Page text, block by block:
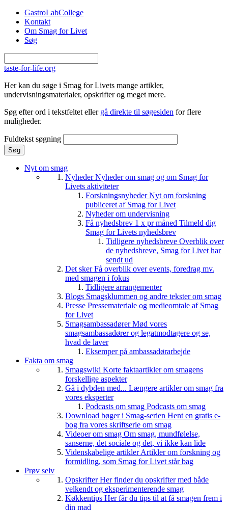
Gå til hovedindhold
GastroLabCollege
Kontakt
Om Smag for Livet
Søg
taste-for-life.org
Her kan du søge i Smag for Livets mange artikler,
undervisningsmaterialer, opskrifter og meget mere.
Søg efter ord i tekstfeltet eller gå direkte til søgesiden for flere
muligheder.
Fuldtekst søgning
Nyt om smag
NyhederNyheder om smag og om Smag for
Livets aktiviteter
ForskningsnyhederNyt om forskning
publiceret af Smag for Livet
Nyheder om undervisning
Få nyhedsbrev 1 x pr måned Tilmeld dig
Smag for Livets nyhedsbrev
Tidligere nyhedsbreve Overblik over
de nyhedsbreve, Smag for Livet har
sendt ud
Det skerFå overblik over events, foredrag mv.
med smagen i fokus
Tidligere arrangementer
Blogs Smagsklummen og andre tekster om smag
Presse Pressemateriale og medieomtale af Smag
for Livet
SmagsambassadørerMød vores
smagsambassadører og legatmodtagere og se,
hvad de laver
Eksemper på ambassadørarbejde
Fakta om smag
Smagswiki Korte faktaartikler om smagens
forskellige aspekter
Gå i dybden med... Længere artikler om smag fra
vores eksperter
Podcasts om smag Podcasts om smag
Download bøger i Smag-serien Hent en gratis e-
bog fra vores skriftserie om smag
Videoer om smag Om smag, mundfølelse,
sanserne, det sociale og det, vi ikke kan lide
Videnskabelige artiklerArtikler om forskning og
formidling, som Smag for Livet står bag
Prøv selv
OpskrifterHer finder du opskrifter med både
velkendt og eksperimenterende smag
Køkkentips Her får du tips til at få smagen frem i
din mad